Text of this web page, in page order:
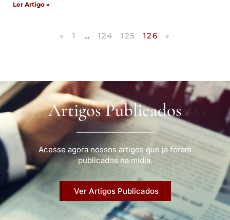
Ler Artigo »
« 1 … 124 125 126 »
Artigos Publicados
Acesse agora nossos artigos que já foram
publicados na mídia.
Ver Artigos Publicados